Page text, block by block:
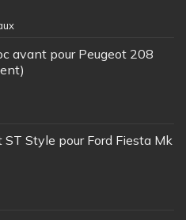
avant pour Peugeot 208
Style pour Ford Fiesta Mk